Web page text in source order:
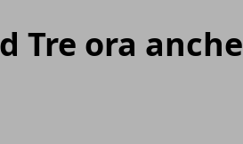
Tre ora anche